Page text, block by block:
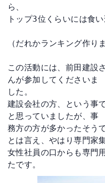
ら、
トップ3位くらいには食
（だれかランキング作り
この活動には、前田建設
んが参加してくださいま
した。
建設会社の方、という事
と思っていましたが、事
務方の方が多かったそうで
とは言え、やはり専門家集
女性社員の口からも専門
たです。